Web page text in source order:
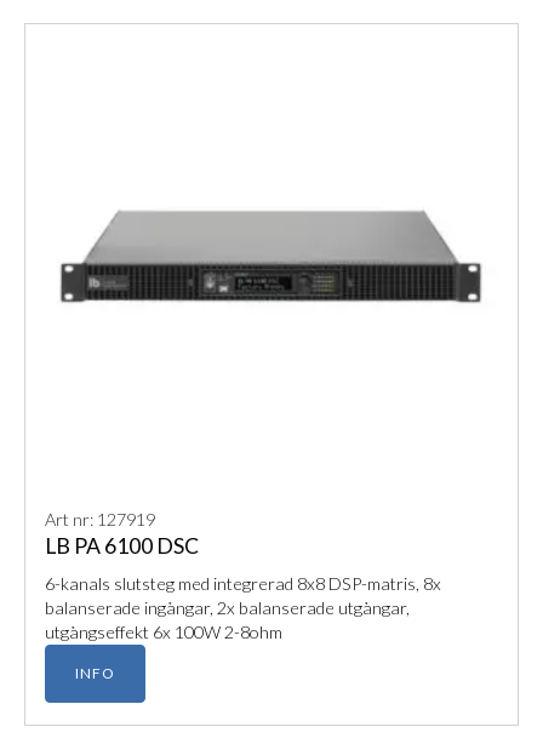
Art nr: 127919
LB PA 6100 DSC
6-kanals slutsteg med integrerad 8x8 DSP-matris, 8x
balanserade ingångar, 2x balanserade utgångar,
utgångseffekt 6x 100W 2-8ohm
INFO